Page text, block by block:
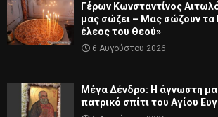
Γέρων Κωνσταντίνος
μας σώζει – Μας σώζουν τα
έλεος του Θεού»
6 Αυγούστου 2026
Μέγα Δένδρο: Η άγνωστη
πατρικό σπίτι του Αγίου